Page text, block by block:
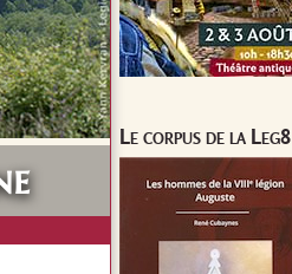
Le corpus de la Leg8